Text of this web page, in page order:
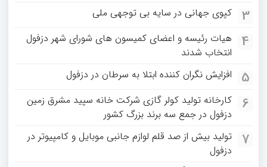
3 کپوی جهانی در سایه بی توجهی ملی
4
هیات رئیسه و اعضای کمیسون های شورای شهر دزفول
انتخاب شدند
5 افزایش نگران کننده ابتلا به سرطان در دزفول
6
کارخانه تولید کولر گازی شرکت خانه سپید مشرق زمین
دزفول در جمع سه برند بزرگ کشور
7
تولید بیش از صد قلم لوازم جانبی موبایل و کامپیوتر در
دزفول